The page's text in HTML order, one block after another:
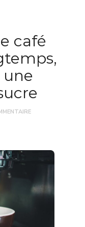
café
une